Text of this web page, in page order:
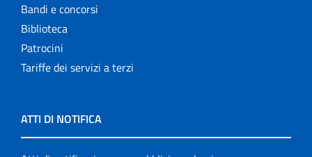
Bandi e concorsi
Biblioteca
Patrocini
Tariffe dei servizi a terzi
ATTI DI NOTIFICA